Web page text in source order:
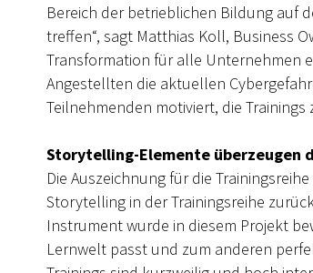
Bereich der betrieblichen Bildung auf
treffen“, sagt Matthias Koll, Business
Transformation für alle Unternehmen
Angestellten die aktuellen
Teilnehmenden motiviert, die Trainings
Storytelling-Elemente überzeugen
Die Auszeichnung für die
Storytelling in der Trainingsreihe
Instrument wurde in diesem Projekt
Lernwelt passt und zum anderen